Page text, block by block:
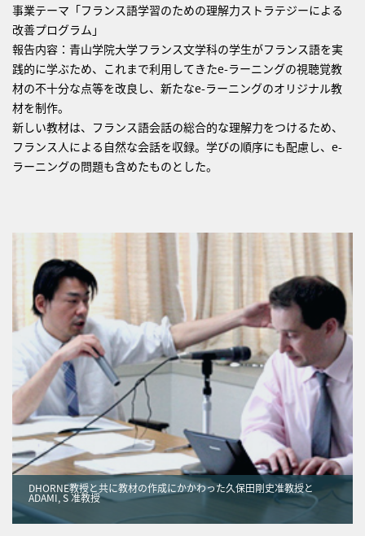
事業テーマ「フランス語学習のための理解力ストラテジーによる
改善プログラム」
報告内容：青山学院大学フランス文学科の学生がフランス語を実
践的に学ぶため、これまで利用してきたe-ラーニングの視聴覚教
材の不十分な点等を改良し、新たなe-ラーニングのオリジナル教
材を制作。
新しい教材は、フランス語会話の総合的な理解力をつけるため、
フランス人による自然な会話を収録。学びの順序にも配慮し、e-
ラーニングの問題も含めたものとした。
DHORNE教授と共に教材の作成にかかわった久保田剛史准教授と
ADAMI, S 准教授